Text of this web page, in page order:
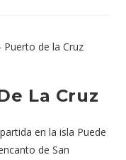
La Cruz
en la isla Puede
de San